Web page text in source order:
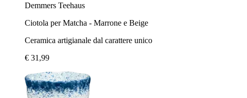
Demmers Teehaus
Ciotola per Matcha - Marrone e Beige
Ceramica artigianale dal carattere unico
€ 31,99